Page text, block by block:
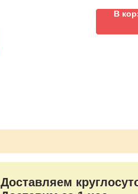
3 шара с
6
Грузики
В
Доставляем